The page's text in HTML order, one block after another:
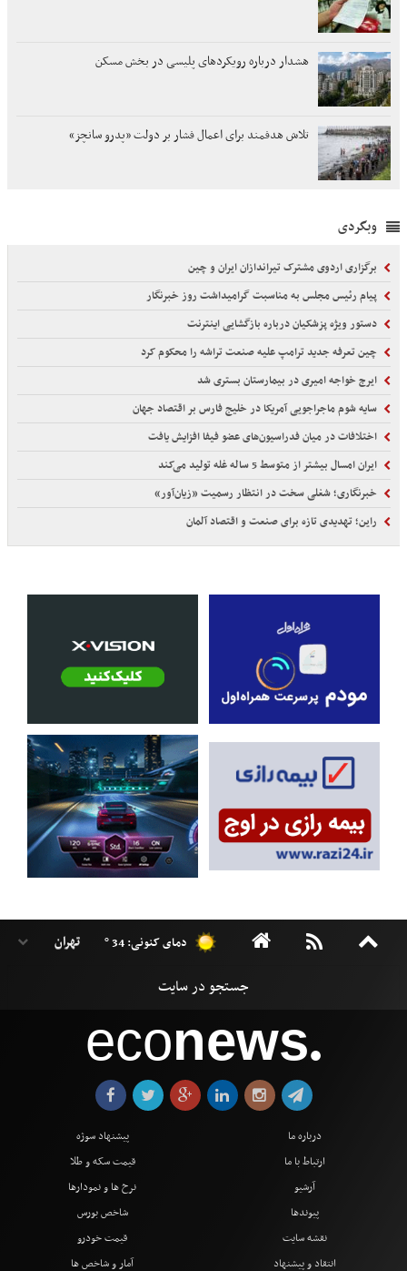
هشدار درباره رویکردهای پلیسی در بخش مسکن
تلاش هدفمند برای اعمال فشار بر دولت «پدرو سانچز»
وبگردی
برگزاری اردوی مشترک تیراندازان ایران و چین
پیام رئیس مجلس به مناسبت گرامیداشت روز خبرنگار
دستور ویژه پزشکیان درباره بازگشایی اینترنت
چین تعرفه جدید ترامپ علیه صنعت تراشه را محکوم کرد
ایرج خواجه امیری در بیمارستان بستری شد
سایه شوم ماجراجویی آمریکا در خلیج فارس بر اقتصاد جهان
اختلافات در میان فدراسیون‌های عضو فیفا افزایش یافت
ایران امسال بیشتر از متوسط 5 ساله غله تولید می‌کند
خبرنگاری؛ شغلی سخت در انتظار رسمیت «زیان‌آور»
راین؛ تهدیدی تازه برای صنعت و اقتصاد آلمان
دمای کنونی: 34 °
econews●
درباره ما
ارتباط با ما
آرشیو
پیوندها
نقشه سایت
انتقاد و پیشنهاد
پیشنهاد سوژه
قیمت سکه و طلا
نرخ ها و نمودارها
شاخص بورس
قیمت خودرو
آمار و شاخص ها